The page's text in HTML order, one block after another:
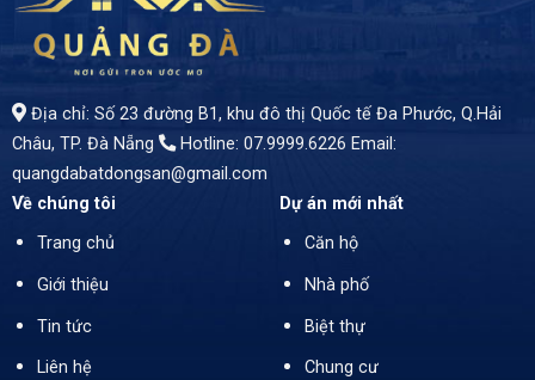
Địa chỉ: Số 23 đường B1, khu đô thị Quốc tế Đa Phước, Q.Hải
Châu, TP. Đà Nẵng
Hotline: 07.9999.6226 Email:
quangdabatdongsan@gmail.com
Về chúng tôi
Trang chủ
Giới thiệu
Tin tức
Liên hệ
Dự án mới nhất
Căn hộ
Nhà phố
Biệt thự
Chung cư